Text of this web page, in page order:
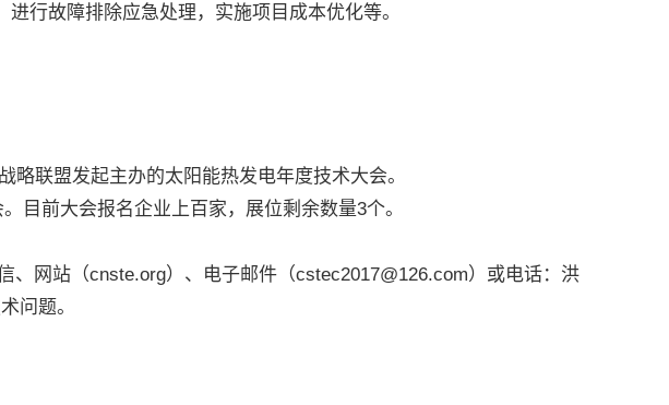
行故障排除应急处理，实施项目成本优化等。
联盟发起主办的太阳能热发电年度技术大会。
前大会报名企业上百家，展位剩余数量3个。
网站（cnste.org）、电子邮件（cstec2017@126.com）或电话：洪
问题。